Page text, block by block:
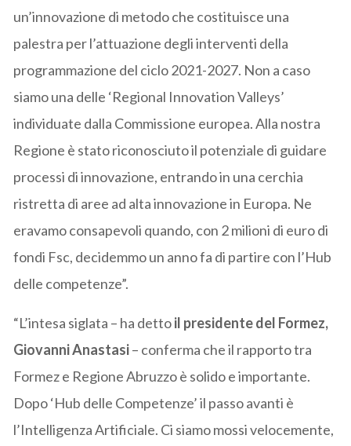
un’innovazione di metodo che costituisce una
palestra per l’attuazione degli interventi della
programmazione del ciclo 2021-2027. Non a caso
siamo una delle ‘Regional Innovation Valleys’
individuate dalla Commissione europea. Alla nostra
Regione è stato riconosciuto il potenziale di guidare
processi di innovazione, entrando in una cerchia
ristretta di aree ad alta innovazione in Europa. Ne
eravamo consapevoli quando, con 2 milioni di euro di
fondi Fsc, decidemmo un anno fa di partire con l’Hub
delle competenze”.
“L’intesa siglata – ha dettoil presidente del Formez,
Giovanni Anastasi– conferma che il rapporto tra
Formez e Regione Abruzzo è solido e importante.
Dopo ‘Hub delle Competenze’ il passo avanti è
l’Intelligenza Artificiale. Ci siamo mossi velocemente,